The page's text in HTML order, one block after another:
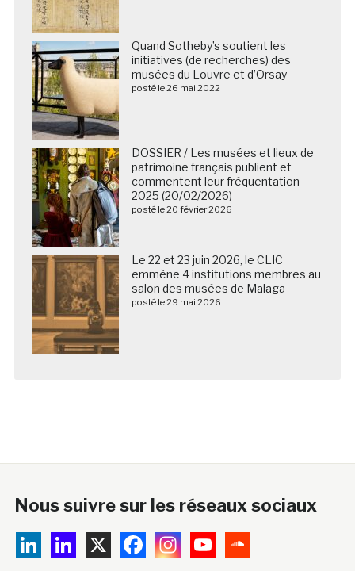
Quand Sotheby’s soutient les
initiatives (de recherches) des
musées du Louvre et d’Orsay
posté le 26 mai 2022
DOSSIER / Les musées et lieux de
patrimoine français publient et
commentent leur fréquentation
2025 (20/02/2026)
posté le 20 février 2026
Le 22 et 23 juin 2026, le CLIC
emmène 4 institutions membres au
salon des musées de Malaga
posté le 29 mai 2026
Nous suivre sur les réseaux sociaux